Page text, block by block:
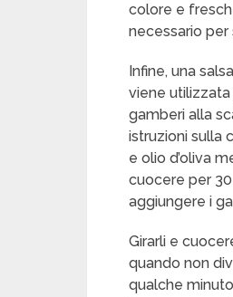
colore e
necessario
Infine, una
viene utilizzata
gamberi alla
istruzioni sulla
e olio d’oliva
cuocere per
aggiungere i
Girarli e
quando non
qualche